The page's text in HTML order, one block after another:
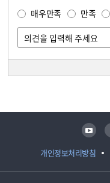
매우만족 만족
개인정보처리방침
유튜브